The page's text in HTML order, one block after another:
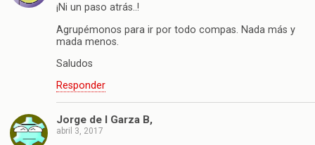
¡Ni un paso atrás..!
Agrupémonos para ir por todo compas. Nada más y
mada menos.
Saludos
Responder
Jorge de l Garza B,
abril 3, 2017